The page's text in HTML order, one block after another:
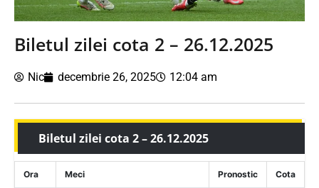
Biletul zilei cota 2 – 26.12.2025
Nic decembrie 26, 2025 12:04 am
Biletul zilei cota 2 – 26.12.2025
Ora Meci Pronostic Cota